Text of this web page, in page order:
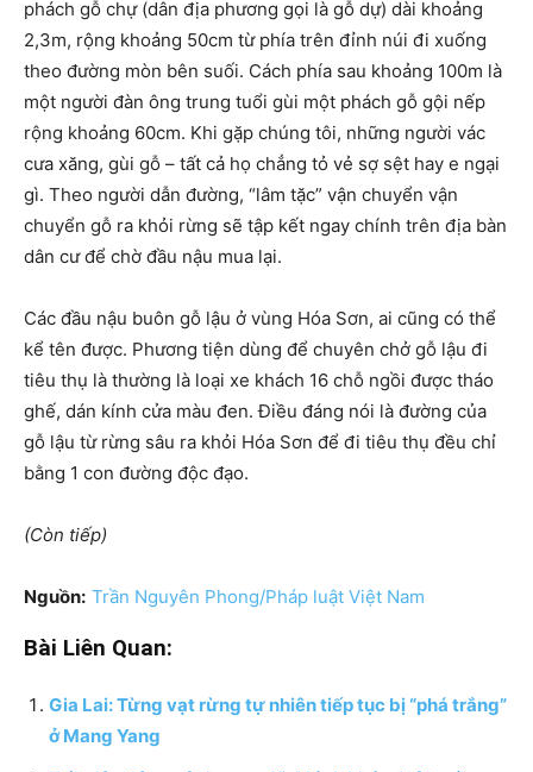
phách gỗ chự (dân địa phương gọi là gỗ dự) dài khoảng
2,3m, rộng khoảng 50cm từ phía trên đỉnh núi đi xuống
theo đường mòn bên suối. Cách phía sau khoảng 100m là
một người đàn ông trung tuổi gùi một phách gỗ gội nếp
rộng khoảng 60cm. Khi gặp chúng tôi, những người vác
cưa xăng, gùi gỗ – tất cả họ chẳng tỏ vẻ sợ sệt hay e ngại
gì. Theo người dẫn đường, “lâm tặc” vận chuyển vận
chuyển gỗ ra khỏi rừng sẽ tập kết ngay chính trên địa bàn
dân cư để chờ đầu nậu mua lại.
Các đầu nậu buôn gỗ lậu ở vùng Hóa Sơn, ai cũng có thể
kể tên được. Phương tiện dùng để chuyên chở gỗ lậu đi
tiêu thụ là thường là loại xe khách 16 chỗ ngồi được tháo
ghế, dán kính cửa màu đen. Điều đáng nói là đường của
gỗ lậu từ rừng sâu ra khỏi Hóa Sơn để đi tiêu thụ đều chỉ
bằng 1 con đường độc đạo.
(Còn tiếp)
Nguồn: Trần Nguyên Phong/Pháp luật Việt Nam
Bài Liên Quan:
Gia Lai: Từng vạt rừng tự nhiên tiếp tục bị “phá trắng”
ở Mang Yang